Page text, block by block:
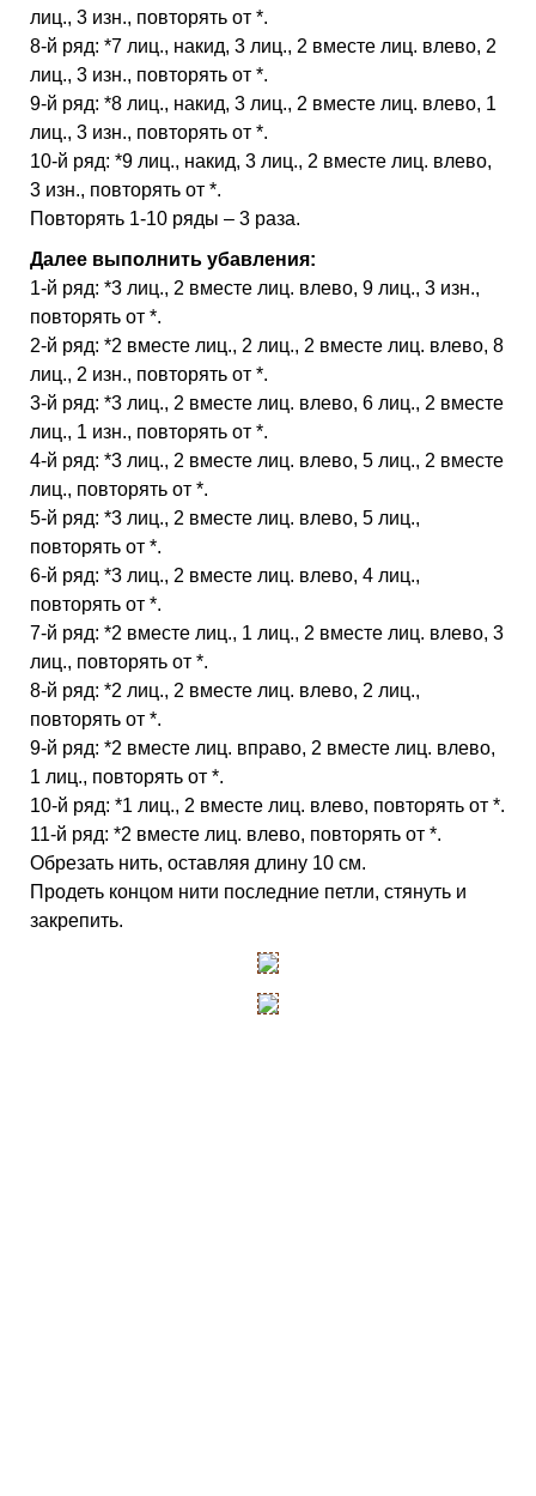
лиц., 3 изн., повторять от *.
8-й ряд: *7 лиц., накид, 3 лиц., 2 вместе лиц. влево, 2
лиц., 3 изн., повторять от *.
9-й ряд: *8 лиц., накид, 3 лиц., 2 вместе лиц. влево, 1
лиц., 3 изн., повторять от *.
10-й ряд: *9 лиц., накид, 3 лиц., 2 вместе лиц. влево,
3 изн., повторять от *.
Повторять 1-10 ряды – 3 раза.
Далее выполнить убавления:
1-й ряд: *3 лиц., 2 вместе лиц. влево, 9 лиц., 3 изн.,
повторять от *.
2-й ряд: *2 вместе лиц., 2 лиц., 2 вместе лиц. влево, 8
лиц., 2 изн., повторять от *.
3-й ряд: *3 лиц., 2 вместе лиц. влево, 6 лиц., 2 вместе
лиц., 1 изн., повторять от *.
4-й ряд: *3 лиц., 2 вместе лиц. влево, 5 лиц., 2 вместе
лиц., повторять от *.
5-й ряд: *3 лиц., 2 вместе лиц. влево, 5 лиц.,
повторять от *.
6-й ряд: *3 лиц., 2 вместе лиц. влево, 4 лиц.,
повторять от *.
7-й ряд: *2 вместе лиц., 1 лиц., 2 вместе лиц. влево, 3
лиц., повторять от *.
8-й ряд: *2 лиц., 2 вместе лиц. влево, 2 лиц.,
повторять от *.
9-й ряд: *2 вместе лиц. вправо, 2 вместе лиц. влево,
1 лиц., повторять от *.
10-й ряд: *1 лиц., 2 вместе лиц. влево, повторять от *.
11-й ряд: *2 вместе лиц. влево, повторять от *.
Обрезать нить, оставляя длину 10 см.
Продеть концом нити последние петли, стянуть и
закрепить.